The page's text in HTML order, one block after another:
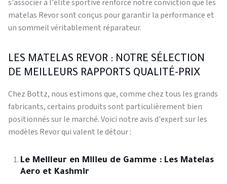
s'associer à l'élite sportive renforce notre conviction que les
matelas Revor sont conçus pour garantir la performance et
un sommeil véritablement réparateur.
LES MATELAS REVOR : NOTRE SÉLECTION
DE MEILLEURS RAPPORTS QUALITÉ-PRIX
Chez Bottz, nous estimons que, comme chez tous les grands
fabricants, certains produits sont particulièrement bien
positionnés sur le marché. Voici notre avis d'expert sur les
modèles Revor qui valent le détour :
Le Meilleur en Milieu de Gamme : Les Matelas
Aero et Kashmir